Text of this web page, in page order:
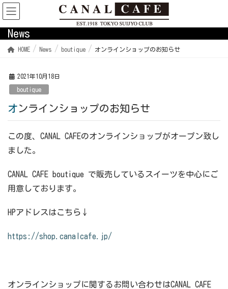
News
HOME News boutique オンラインショップのお知らせ
2021年10月18日
boutique
オンラインショップのお知らせ
この度、CANAL CAFEのオンラインショップがオープン致し
ました。
CANAL CAFE boutique で販売しているスイーツを中心にご
用意しております。
HPアドレスはこちら↓
https://shop.canalcafe.jp/
オンラインショップに関するお問い合わせはCANAL CAFE